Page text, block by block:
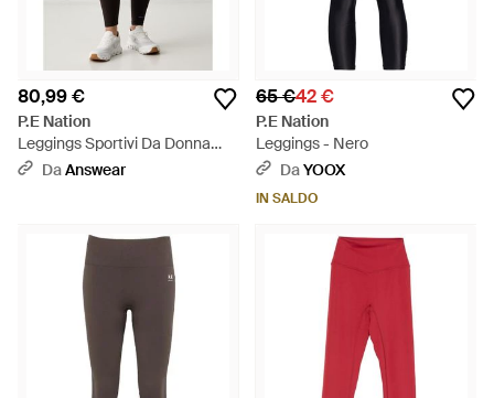
80,99 €
P.E Nation
Leggings Sportivi Da Donna
Vita - Nero
DaAnswear
65 €42 €
P.E Nation
Leggings - Nero
DaYOOX
IN SALDO